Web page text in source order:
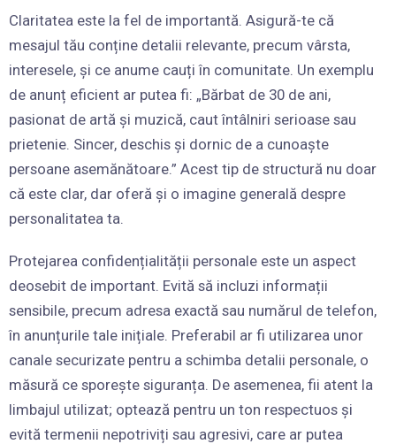
Claritatea este la fel de importantă. Asigură-te că
mesajul tău conține detalii relevante, precum vârsta,
interesele, și ce anume cauți în comunitate. Un exemplu
de anunț eficient ar putea fi: „Bărbat de 30 de ani,
pasionat de artă și muzică, caut întâlniri serioase sau
prietenie. Sincer, deschis și dornic de a cunoaște
persoane asemănătoare.” Acest tip de structură nu doar
că este clar, dar oferă și o imagine generală despre
personalitatea ta.
Protejarea confidențialității personale este un aspect
deosebit de important. Evită să incluzi informații
sensibile, precum adresa exactă sau numărul de telefon,
în anunțurile tale inițiale. Preferabil ar fi utilizarea unor
canale securizate pentru a schimba detalii personale, o
măsură ce sporește siguranța. De asemenea, fii atent la
limbajul utilizat; optează pentru un ton respectuos și
evită termenii nepotriviți sau agresivi, care ar putea